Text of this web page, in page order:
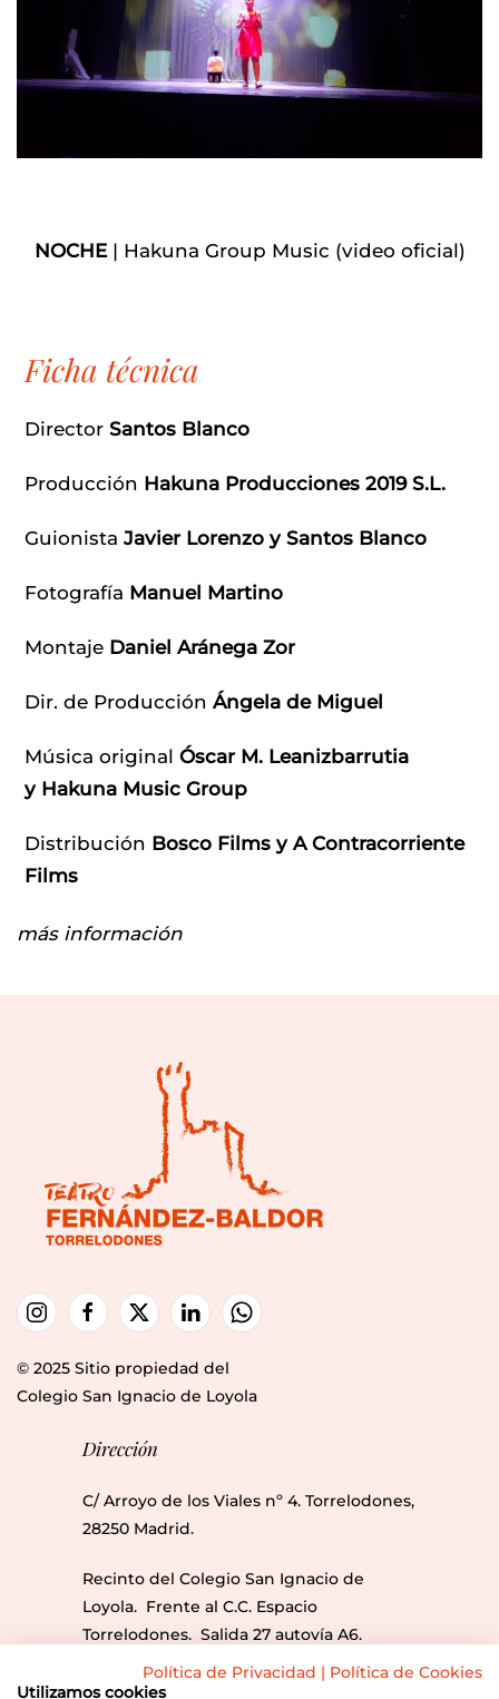
NOCHE | Hakuna Group Music (video oficial)
Ficha técnica
Director Santos Blanco
Producción Hakuna Producciones 2019 S.L.
Guionista Javier Lorenzo y Santos Blanco
Fotografía Manuel Martino
Montaje Daniel Aránega Zor
Dir. de Producción Ángela de Miguel
Música original Óscar M. Leanizbarrutia
y Hakuna Music Group
Distribución Bosco Films y A Contracorriente
Films
más información
© 2025 Sitio propiedad del
Colegio San Ignacio de Loyola
Dirección
C/ Arroyo de los Viales nº 4. Torrelodones,
28250 Madrid.
Recinto del Colegio San Ignacio de
Loyola. Frente al C.C. Espacio
Torrelodones. Salida 27 autovía A6.
Líneas Bus: 612, 613, 686, 686A y 685.
Política de Privacidad | Política de Cookies
Utilizamos cookies